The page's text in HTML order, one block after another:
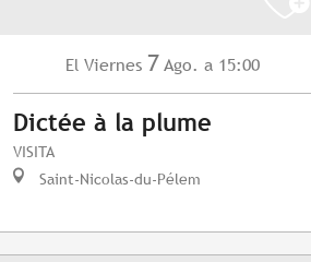
El Viernes 7 Ago. a 15:00
Dictée à la plume
VISITA
Saint-Nicolas-du-Pélem